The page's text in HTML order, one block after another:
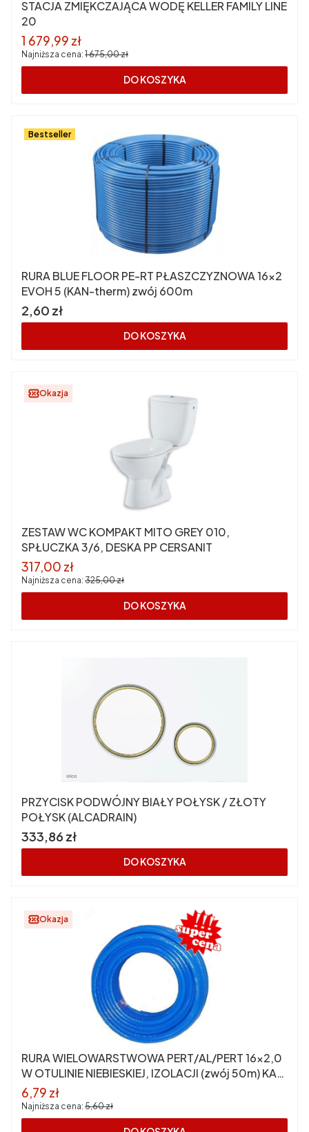
STACJA ZMIĘKCZAJĄCA WODĘ KELLER FAMILY LINE
20
Cena promocyjna
1 679,99 zł
Najniższa cena: 1 675,00 zł
DO KOSZYKA
Bestseller
RURA BLUE FLOOR PE-RT PŁASZCZYZNOWA 16x2
EVOH 5 (KAN-therm) zwój 600m
Cena
2,60 zł
DO KOSZYKA
Okazja
ZESTAW WC KOMPAKT MITO GREY 010,
SPŁUCZKA 3/6, DESKA PP CERSANIT
Cena promocyjna
317,00 zł
Najniższa cena: 325,00 zł
DO KOSZYKA
PRZYCISK PODWÓJNY BIAŁY POŁYSK / ZŁOTY
POŁYSK (ALCADRAIN)
Cena
333,86 zł
DO KOSZYKA
Okazja
RURA WIELOWARSTWOWA PERT/AL/PERT 16x2,0
W OTULINIE NIEBIESKIEJ, IZOLACJI (zwój 50m) KAN
PRESS
Cena promocyjna
6,79 zł
Najniższa cena: 5,60 zł